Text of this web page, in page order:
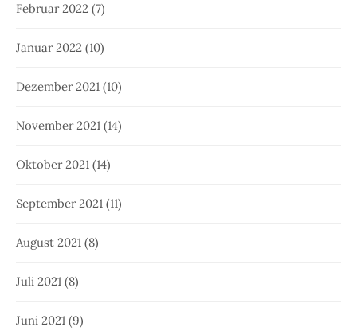
Februar 2022 (7)
Januar 2022 (10)
Dezember 2021 (10)
November 2021 (14)
Oktober 2021 (14)
September 2021 (11)
August 2021 (8)
Juli 2021 (8)
Juni 2021 (9)